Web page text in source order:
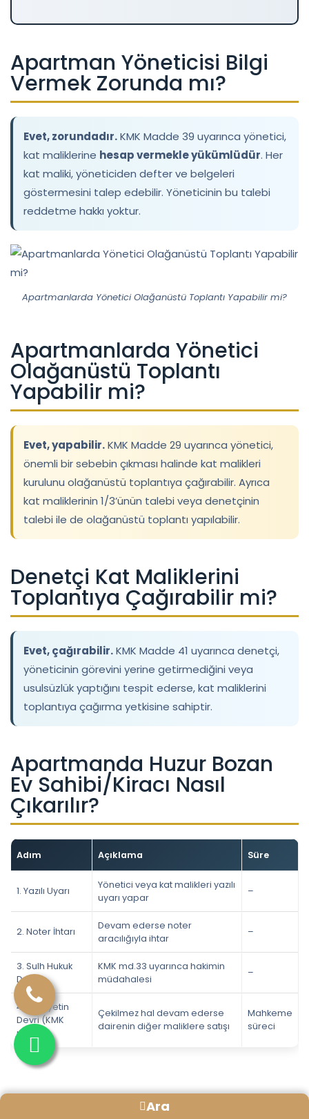
Ara
Apartman Yöneticisi Bilgi
Vermek Zorunda mı?
Evet, zorundadır.KMK Madde 39 uyarınca yönetici,
kat maliklerine hesap vermekle yükümlüdür. Her
kat maliki, yöneticiden defter ve belgeleri
göstermesini talep edebilir. Yöneticinin bu talebi
reddetme hakkı yoktur.
Apartmanlarda Yönetici Olağanüstü Toplantı Yapabilir mi?
Apartmanlarda Yönetici
Olağanüstü Toplantı
Yapabilir mi?
Evet, yapabilir.KMK Madde 29 uyarınca yönetici,
önemli bir sebebin çıkması halinde kat malikleri
kurulunu olağanüstü toplantıya çağırabilir. Ayrıca
kat maliklerinin 1/3’ünün talebi veya denetçinin
talebi ile de olağanüstü toplantı yapılabilir.
Denetçi Kat Maliklerini
Toplantıya Çağırabilir mi?
Evet, çağırabilir.KMK Madde 41 uyarınca denetçi,
yöneticinin görevini yerine getirmediğini veya
usulsüzlük yaptığını tespit ederse, kat maliklerini
toplantıya çağırma yetkisine sahiptir.
Apartmanda Huzur Bozan
Ev Sahibi/Kiracı Nasıl
Çıkarılır?
Adım Açıklama Süre
1. Yazılı Uyarı
Yönetici veya kat malikleri yazılı
uyarı yapar
–
2. Noter İhtarı
Devam ederse noter
aracılığıyla ihtar
–
3. Sulh Hukuk
Davası
KMK md.33 uyarınca hakimin
müdahalesi
–
4. Mülkiyetin
Devri (KMK
md.25)
Çekilmez hal devam ederse
dairenin diğer maliklere satışı
Mahkeme
süreci
Komşuyu Rahatsız Etme